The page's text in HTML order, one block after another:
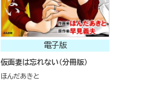
電子版
仮面妻は忘れない（分冊版）
ほんだあきと